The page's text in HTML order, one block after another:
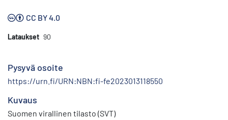
CC BY 4.0
Lataukset 90
Pysyvä osoite
https://urn.fi/URN:NBN:fi-fe2023013118550
Kuvaus
Suomen virallinen tilasto (SVT)